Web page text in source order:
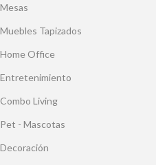
Mesas
Muebles Tapizados
Home Office
Entretenimiento
Combo Living
Pet - Mascotas
Decoración